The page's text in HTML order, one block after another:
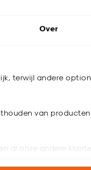
Over
terwijl andere
van
al onze andere
zoekt, je vindt het
leuk is dat?
volgende bestelling